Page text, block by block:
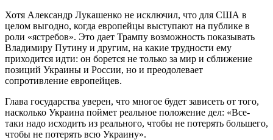
Хотя Александр Лукашенко не исключил, что для США в
целом выгодно, когда европейцы выступают на публике в
роли «ястребов». Это дает Трампу возможность показывать
Владимиру Путину и другим, на какие трудности ему
приходится идти: он борется не только за мир и сближение
позиций Украины и России, но и преодолевает
сопротивление европейцев.
Глава государства уверен, что многое будет зависеть от того,
насколько Украина поймет реальное положение дел: «Все-
таки надо исходить из реального, чтобы не потерять большего,
чтобы не потерять всю Украину».